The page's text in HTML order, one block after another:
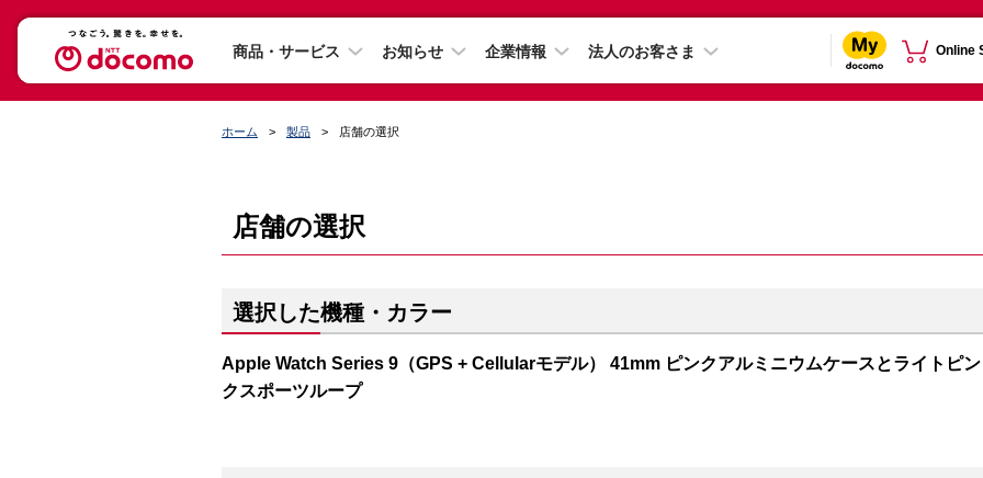
商品・サービス お知らせ 企業情報 法人のお客さま Online
ホーム 製品 店舗の選択
店舗の選択
選択した機種・カラー
Apple Watch Series 9（GPS + Cellularモデル） 41mm ピンクアルミニウムケースとライトピン
クスポーツループ